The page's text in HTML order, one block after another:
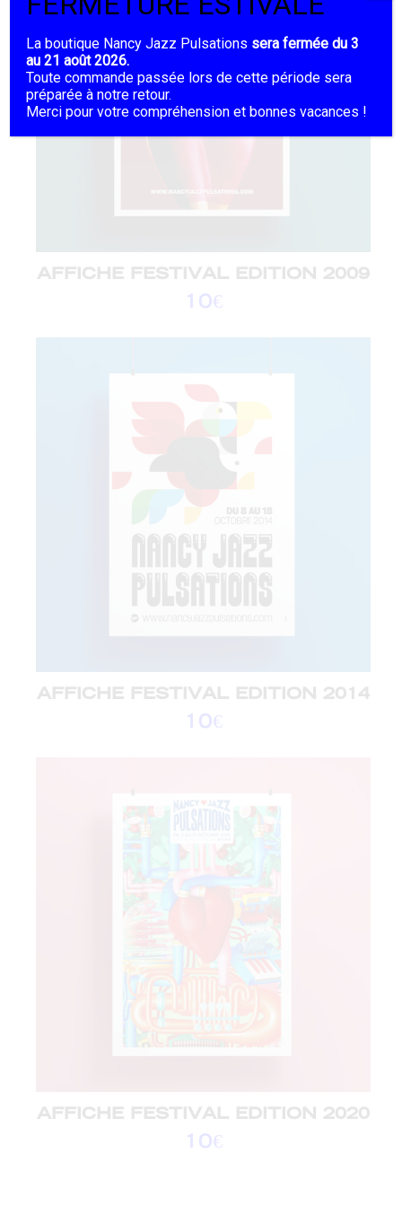
AFFICHE FESTIVAL EDITION 2009
10€
AFFICHE FESTIVAL EDITION 2014
10€
AFFICHE FESTIVAL EDITION 2020
10€
La boutique Nancy Jazz Pulsations sera fermée du 3
au 21 août 2026.
Toute commande passée lors de cette période sera
préparée à notre retour.
Merci pour votre compréhension et bonnes vacances !